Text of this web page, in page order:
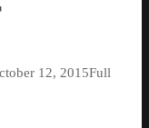
12, 2015Full